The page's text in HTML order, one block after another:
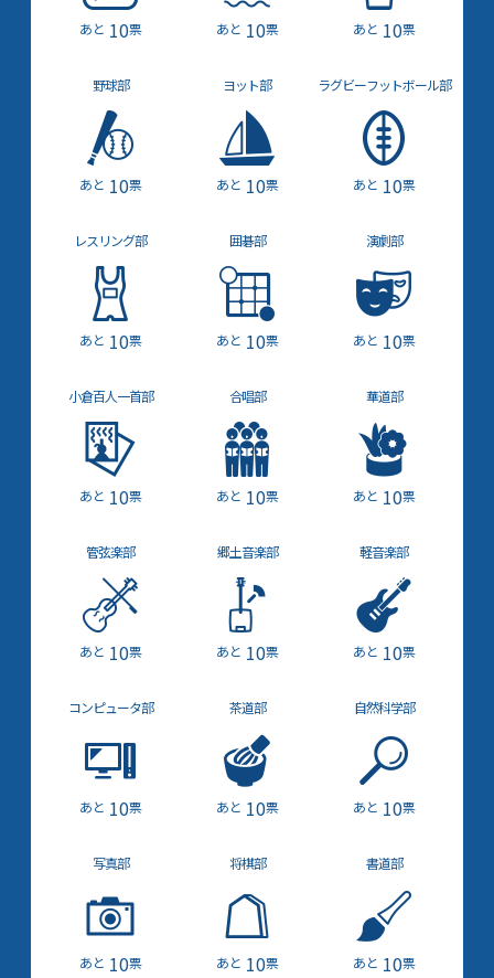
10票 10票 10票
野球部
10票
ヨット部
10票
ラグビーフットボール部
10票
レスリング部
10票
囲碁部
10票
演劇部
10票
小倉百人一首部
10票
合唱部
10票
華道部
10票
管弦楽部
10票
郷土音楽部
10票
軽音楽部
10票
コンピュータ部
10票
茶道部
10票
自然科学部
10票
写真部
10票
将棋部
10票
書道部
10票